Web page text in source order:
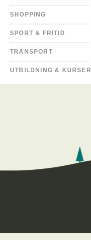
SHOPPING
SPORT & FRITID
TRANSPORT
UTBILDNING & KURSER